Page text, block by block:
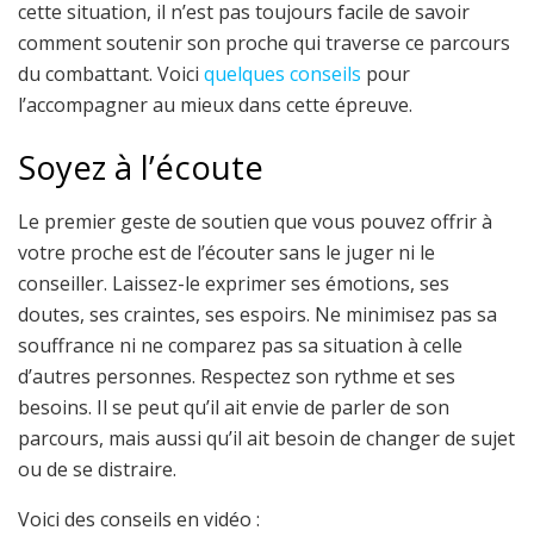
cette situation, il n’est pas toujours facile de savoir
comment soutenir son proche qui traverse ce parcours
du combattant. Voici quelques conseils pour
l’accompagner au mieux dans cette épreuve.
Soyez à l’écoute
Le premier geste de soutien que vous pouvez offrir à
votre proche est de l’écouter sans le juger ni le
conseiller. Laissez-le exprimer ses émotions, ses
doutes, ses craintes, ses espoirs. Ne minimisez pas sa
souffrance ni ne comparez pas sa situation à celle
d’autres personnes. Respectez son rythme et ses
besoins. Il se peut qu’il ait envie de parler de son
parcours, mais aussi qu’il ait besoin de changer de sujet
ou de se distraire.
Voici des conseils en vidéo :